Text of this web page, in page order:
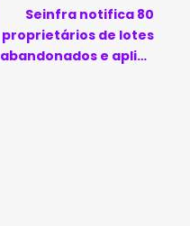
Seinfra notifica 80
proprietários de lotes
abandonados e aplica